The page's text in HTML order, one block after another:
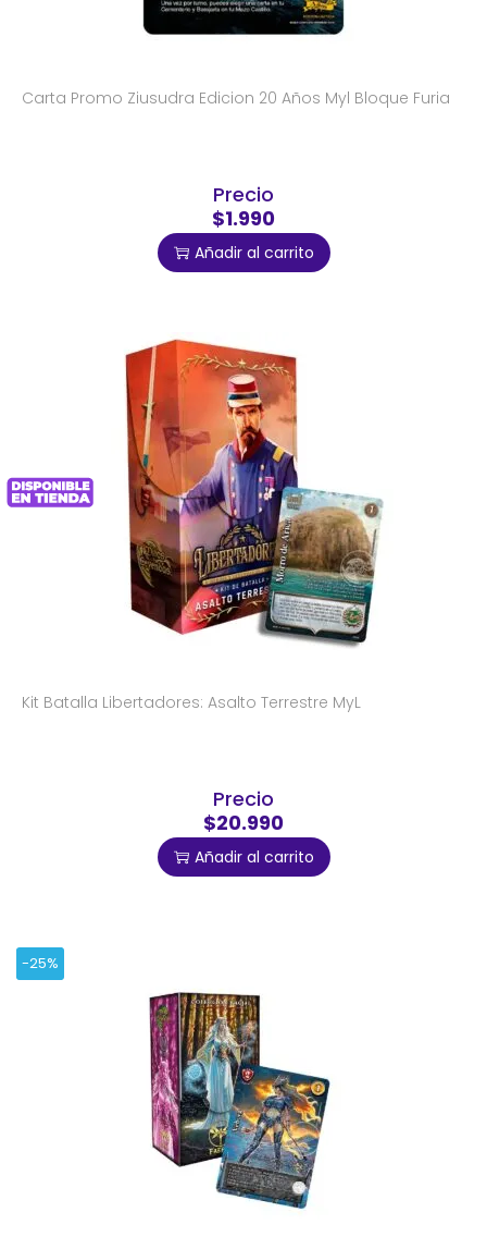
Carta Promo Ziusudra Edicion 20 Años Myl Bloque Furia
Precio
$1.990
Añadir al carrito
Kit Batalla Libertadores: Asalto Terrestre MyL
Precio
$20.990
Añadir al carrito
-25%